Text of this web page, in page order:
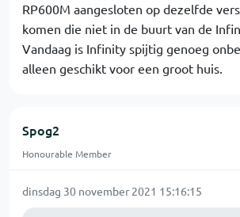
RP600M aangesloten op dezelfde
komen die niet in de buurt van de
Vandaag is Infinity spijtig genoeg
alleen geschikt voor een groot huis.
Spog2
Honourable Member
dinsdag 30 november 2021 15:16:15